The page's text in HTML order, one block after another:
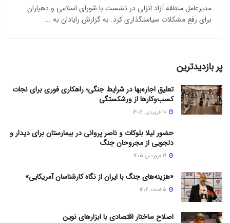
مدیرعامل منطقه آزاد انزلی در نشست با شورای اسلامی و دهیاران
برای رفع مشکلات سیاستگذاری کرد. به گزارش رایادان به ...
پر بازدیدترین
تعلیق اجاره‌بها در شرایط جنگی؛ راهکاری فوری برای نجات
کسب‌وکارها از ورشکستگی
حضور لیلا بلوکات و ناصر پروانی در بیمارستان برای دیدار و
دلجویی از مجروحان جنگ
«هزینه‌های جنگ با ایران از نگاه کارشناسان آمریکایی»
اصلاح ساختار اقتصادی با ابزارهای نوین